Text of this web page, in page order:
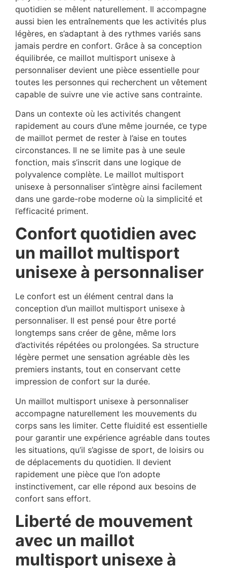
quotidien se mêlent naturellement. Il accompagne
aussi bien les entraînements que les activités plus
légères, en s’adaptant à des rythmes variés sans
jamais perdre en confort. Grâce à sa conception
équilibrée, ce maillot multisport unisexe à
personnaliser devient une pièce essentielle pour
toutes les personnes qui recherchent un vêtement
capable de suivre une vie active sans contrainte.
Dans un contexte où les activités changent
rapidement au cours d’une même journée, ce type
de maillot permet de rester à l’aise en toutes
circonstances. Il ne se limite pas à une seule
fonction, mais s’inscrit dans une logique de
polyvalence complète. Le maillot multisport
unisexe à personnaliser s’intègre ainsi facilement
dans une garde-robe moderne où la simplicité et
l’efficacité priment.
Confort quotidien avec
un maillot multisport
unisexe à personnaliser
Le confort est un élément central dans la
conception d’un maillot multisport unisexe à
personnaliser. Il est pensé pour être porté
longtemps sans créer de gêne, même lors
d’activités répétées ou prolongées. Sa structure
légère permet une sensation agréable dès les
premiers instants, tout en conservant cette
impression de confort sur la durée.
Un maillot multisport unisexe à personnaliser
accompagne naturellement les mouvements du
corps sans les limiter. Cette fluidité est essentielle
pour garantir une expérience agréable dans toutes
les situations, qu’il s’agisse de sport, de loisirs ou
de déplacements du quotidien. Il devient
rapidement une pièce que l’on adopte
instinctivement, car elle répond aux besoins de
confort sans effort.
Liberté de mouvement
avec un maillot
multisport unisexe à